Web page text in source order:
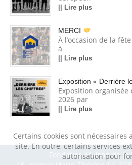
|| Lire plus
MERCI
À l’occasion de la
à
|| Lire plus
Exposition « Derrière
Exposition organisée
2026 par
|| Lire plus
Fondation Maison de la
Certains cookies sont nécessaires
site. En outre, certains services
autorisation pour